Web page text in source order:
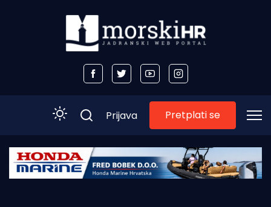
Početna
Prijava Pretplati se